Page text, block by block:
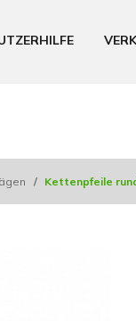
/ Kettenpfeile